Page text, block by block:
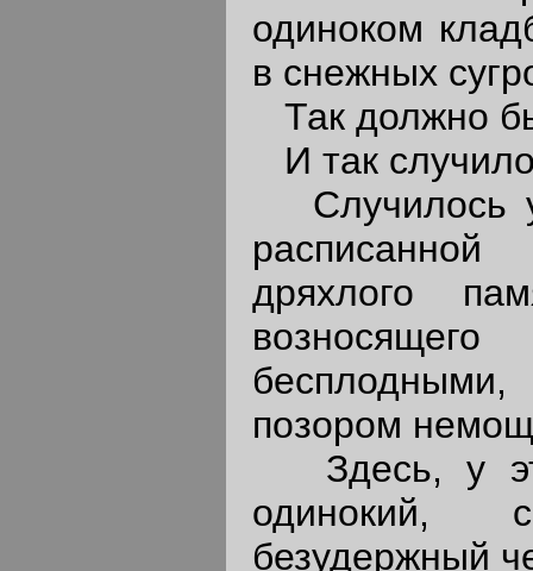
одиноком
в снежных
Так должно
И так
Случилось у
дряхлого
позором
Здесь, у
одинокий,
безудержный